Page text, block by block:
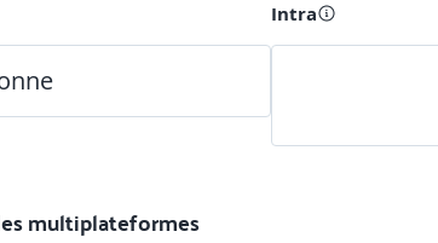
Intra
multiplateformes